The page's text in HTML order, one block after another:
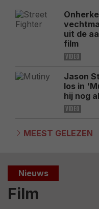
uit de
film
VIDEO
Jason
los in
hij nog
VIDEO
MEEST GELEZEN
Nieuws
Film